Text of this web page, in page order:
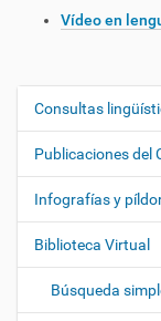
Vídeo en
N
e
g
a
i
Consultas
Publicaciones del
Infografías y
Biblioteca Virtual
Búsqueda